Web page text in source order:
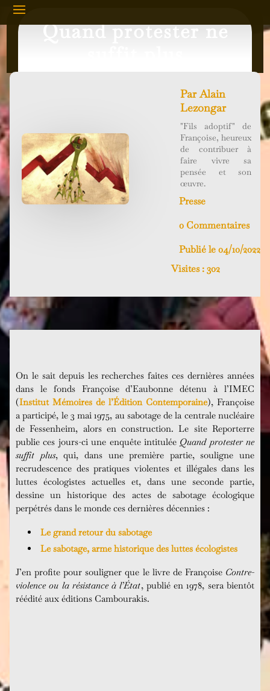
Quand protester ne
ParAlain
Lezongar
"Fils adoptif" de
Françoise, heureux
de contribuer à
faire vivre sa
pensée et son
œuvre.
Presse
0 Commentaires
Publié le 04/10/2022
Visites : 302
On le sait depuis les recherches faites ces dernières années
dans le fonds Françoise d’Eaubonne détenu à l’IMEC
(Institut Mémoires de l’Édition Contemporaine), Françoise
a participé, le 3 mai 1975, au sabotage de la centrale nucléaire
de Fessenheim, alors en construction. Le site Reporterre
publie ces jours-ci une enquête intitulée Quand protester ne
suffit plus, qui, dans une première partie, souligne une
recrudescence des pratiques violentes et illégales dans les
luttes écologistes actuelles et, dans une seconde partie,
dessine un historique des actes de sabotage écologique
perpétrés dans le monde ces dernières décennies :
Le grand retour du sabotage
Le sabotage, arme historique des luttes écologistes
J’en profite pour souligner que le livre de Françoise Contre-
violence ou la résistance à l’État, publié en 1978, sera bientôt
réédité aux éditions Cambourakis.